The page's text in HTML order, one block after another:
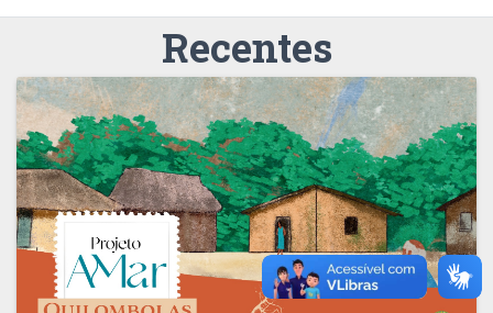
Recentes